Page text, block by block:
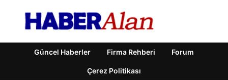
Güncel Haberler Firma Rehberi Forum
Çerez Politikası